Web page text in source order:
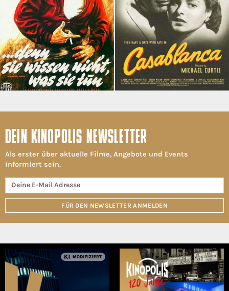
DEIN KINOPOLIS NEWSLETTER
Als erster über aktuelle Filme, Angebote und Events
informiert sein.
FÜR DEN NEWSLETTER ANMELDEN